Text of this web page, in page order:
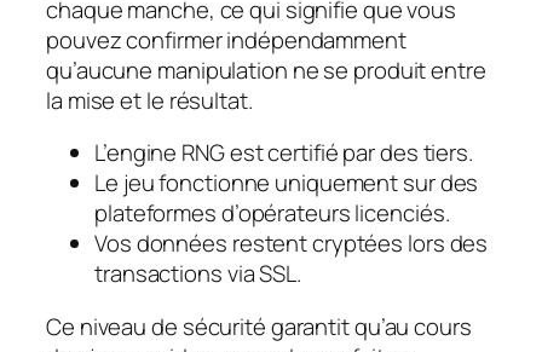
chaque manche, ce qui signifie que vous
pouvez confirmer indépendamment
qu’aucune manipulation ne se produit entre
la mise et le résultat.
L’engine RNG est certifié par des tiers.
Le jeu fonctionne uniquement sur des
plateformes d’opérateurs licenciés.
Vos données restent cryptées lors des
transactions via SSL.
Ce niveau de sécurité garantit qu’au cours